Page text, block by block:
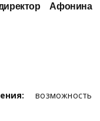
Афонина
возможность